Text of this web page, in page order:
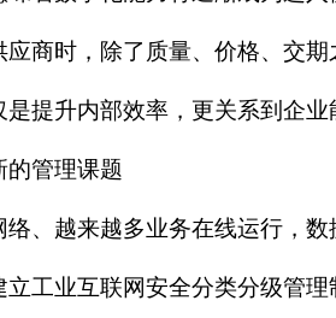
商时，除了质量、价格、交
提升内部效率，更关系到企
的管理课题
、越来越多业务在线运行，
立工业互联网安全分类分级管